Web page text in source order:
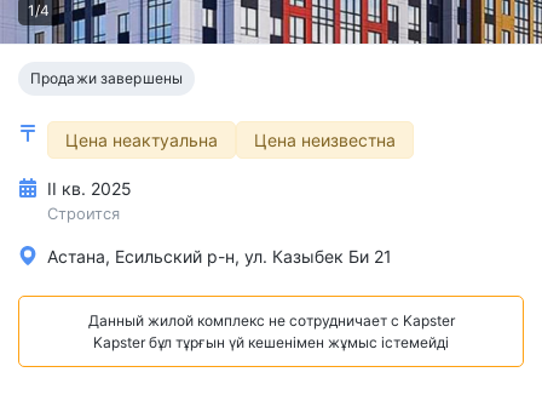
1/4
Продажи завершены
Цена неактуальна Цена неизвестна
II кв. 2025
Строится
Астана, Есильский р-н, ул. Казыбек Би 21
Данный жилой комплекс не сотрудничает с Kapster
Kapster бұл тұрғын үй кешенімен жұмыс істемейді